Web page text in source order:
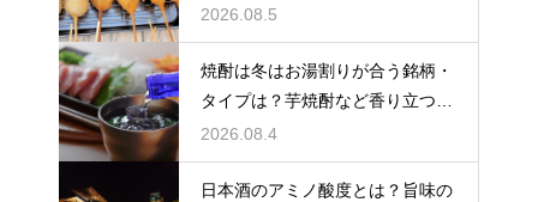
をあえて残す製法
2026.08.5
焼酎は冬はお湯割りが合う銘柄・
タイプは？芋焼酎など香り立つ本
格焼酎で体が温まる
2026.08.4
日本酒のアミノ酸度とは？旨味の